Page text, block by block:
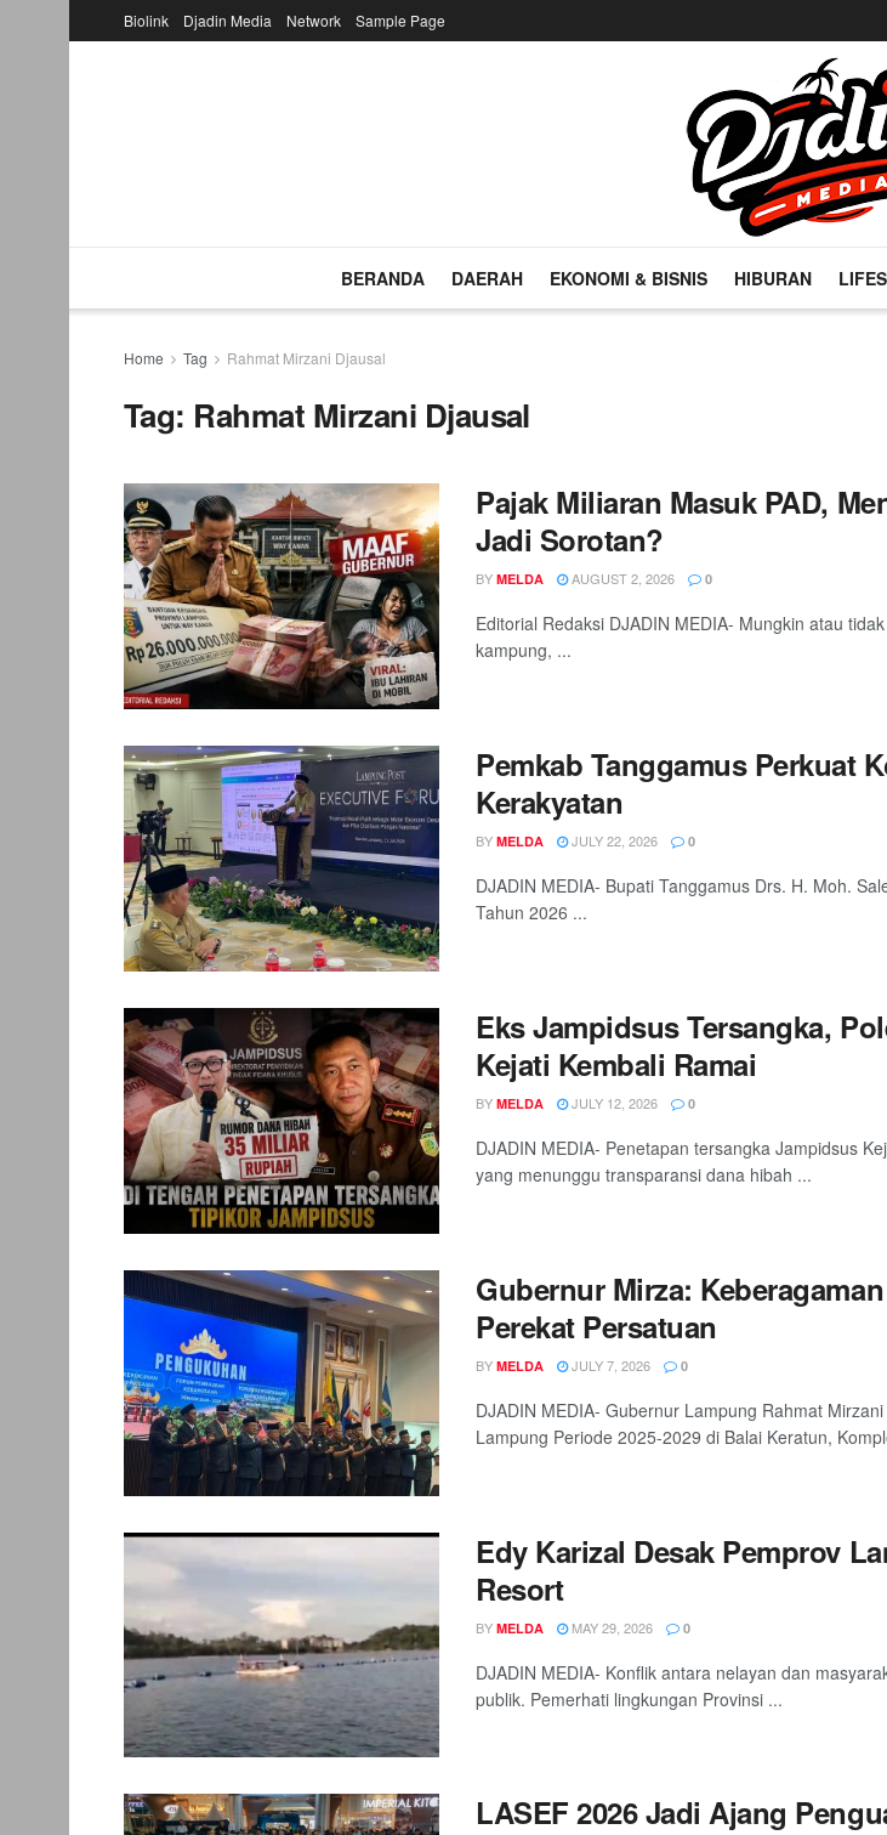
Biolink Djadin Media Network Sample Page
BERANDA DAERAH EKONOMI & BISNIS HIBURAN
Home Tag Rahmat Mirzani Djausal
Tag: Rahmat Mirzani Djausal
Pajak Miliaran Masuk PAD,
Jadi Sorotan?
BY MELDA AUGUST 2, 2026 0
Editorial Redaksi DJADIN MEDIA- Mungkin atau
kampung, ...
Pemkab Tanggamus Perkuat
Kerakyatan
BY MELDA JULY 22, 2026 0
DJADIN MEDIA- Bupati Tanggamus Drs. H. Moh.
Tahun 2026 ...
Eks Jampidsus Tersangka,
Kejati Kembali Ramai
BY MELDA JULY 12, 2026 0
DJADIN MEDIA- Penetapan tersangka Jampidsus
yang menunggu transparansi dana hibah ...
Gubernur Mirza:
Perekat Persatuan
BY MELDA JULY 7, 2026 0
DJADIN MEDIA- Gubernur Lampung Rahmat
Lampung Periode 2025-2029 di Balai Keratun,
Edy Karizal Desak Pemprov
Resort
BY MELDA MAY 29, 2026 0
DJADIN MEDIA- Konflik antara nelayan dan
publik. Pemerhati lingkungan Provinsi ...
LASEF 2026 Jadi Ajang